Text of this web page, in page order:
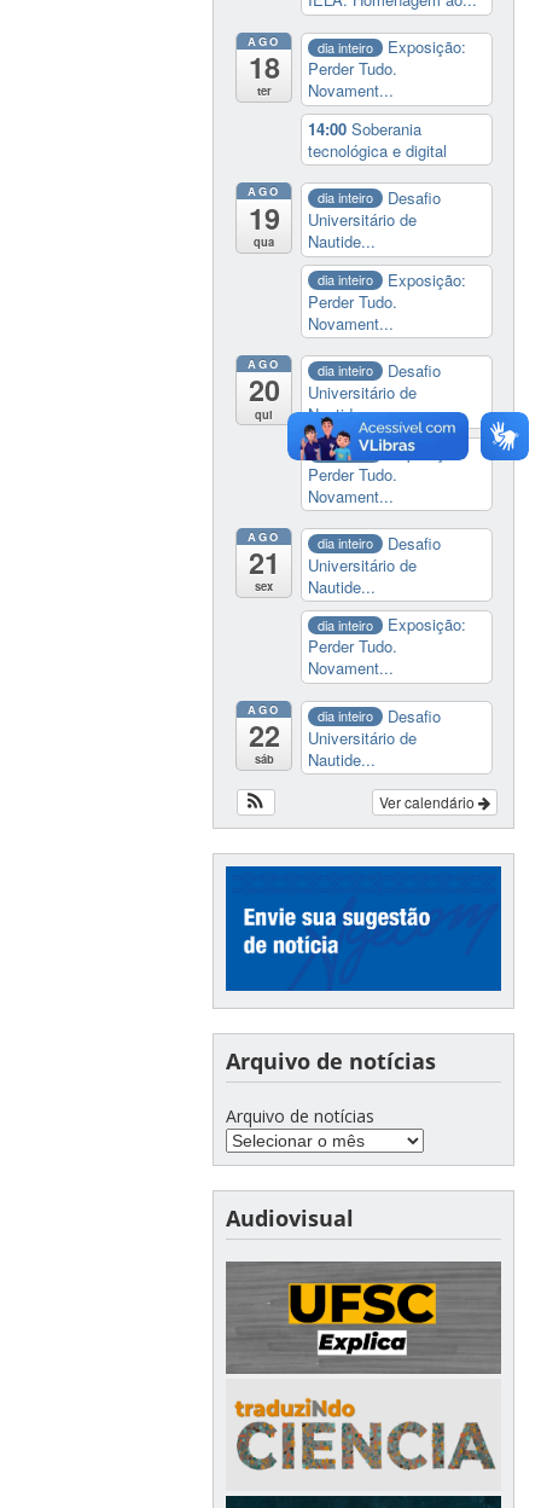
AGO
18
ter
dia inteiro
Exposição:
Perder Tudo.
Novament...
14:00Soberania
tecnológica e digital
AGO
19
qua
dia inteiro
Desafio
Universitário de
Nautide...
dia inteiro
Exposição:
Perder Tudo.
Novament...
AGO
20
qui
dia inteiro
Desafio
Universitário de
Nautide...
dia inteiro
Exposição:
Perder Tudo.
Novament...
AGO
21
sex
dia inteiro
Desafio
Universitário de
Nautide...
dia inteiro
Exposição:
Perder Tudo.
Novament...
AGO
22
sáb
dia inteiro
Desafio
Universitário de
Nautide...
Ver calendário
Arquivo de notícias
Arquivo de notícias
Audiovisual